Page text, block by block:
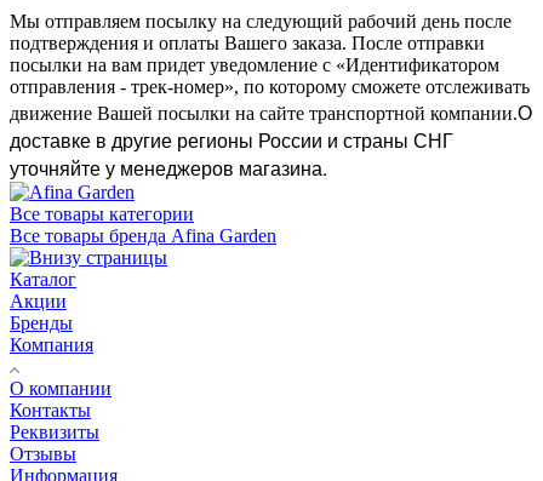
Мы отправляем посылку на следующий рабочий день после
подтверждения и оплаты Вашего заказа. После отправки
посылки на вам придет уведомление с «Идентификатором
отправления - трек-номер», по которому сможете отслеживать
движение Вашей посылки на сайте транспортной компании.О
доставке в другие регионы России и страны СНГ
уточняйте у менеджеров магазина.
Все товары категории
Все товары бренда Afina Garden
Каталог
Акции
Бренды
Компания
О компании
Контакты
Реквизиты
Отзывы
Информация